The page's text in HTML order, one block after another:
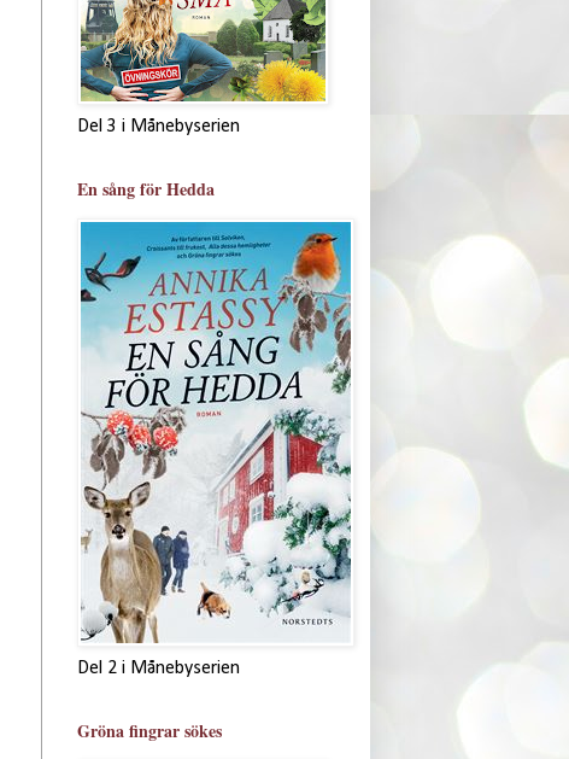
Del 3 i Månebyserien
En sång för Hedda
Del 2 i Månebyserien
Gröna fingrar sökes